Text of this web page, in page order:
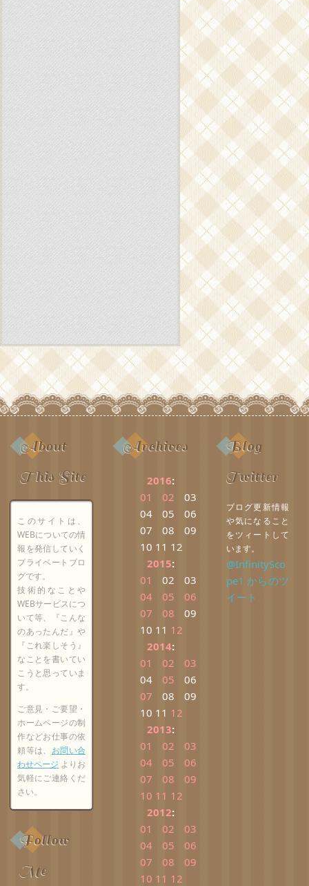
About
This Site
このサイトは、
WEBについての情
報を発信していく
プライベートブロ
グです。
技術的なことや
WEBサービスにつ
いて等、『こんな
のあったんだ』や
『これ楽しそう』
なことを書いてい
こうと思っていま
す。
ご意見・ご要望・
ホームページの制
作などお仕事の依
頼等は、 お問い合
わせページ よりお
気軽にご連絡くだ
さい。
Follow
Me
Archives
2016:
01
02
03
04
05
06
07
08
09
10 11 12
2015:
01
02
03
04
05
06
07
08
09
10 11 12
2014:
01
02
03
04
05
06
07
08
09
10 11 12
2013:
01
02
03
04
05
06
07
08
09
10 11 12
2012:
01
02
03
04
05
06
07
08
09
10 11 12
Blog
Twitter
ブログ更新情報
や気になること
をツィートして
います。
@InfinitySco
pe1 からのツ
イート